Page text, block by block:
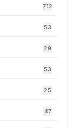
712
53
29
53
25
47